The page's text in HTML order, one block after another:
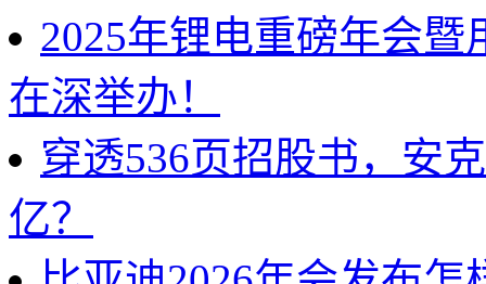
2025年锂电重磅年会
在深举办！
穿透536页招股书，安
亿？